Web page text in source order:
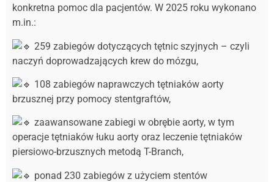
konkretna pomoc dla pacjentów. W 2025 roku wykonano
m.in.:
259 zabiegów dotyczących tętnic szyjnych – czyli
naczyń doprowadzających krew do mózgu,
108 zabiegów naprawczych tętniaków aorty
brzusznej przy pomocy stentgraftów,
zaawansowane zabiegi w obrębie aorty, w tym
operacje tętniaków łuku aorty oraz leczenie tętniaków
piersiowo-brzusznych metodą T-Branch,
ponad 230 zabiegów z użyciem stentów